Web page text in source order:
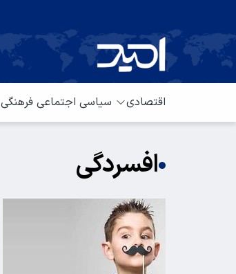
اقتصادی سیاسی اجتماعی فرهنگی
افسردگی